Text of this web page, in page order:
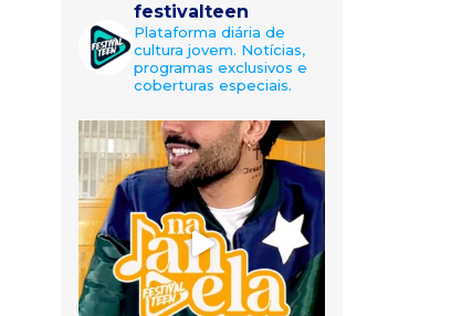
festivalteen
Plataforma diária de
cultura jovem. Notícias,
programas exclusivos e
coberturas especiais.